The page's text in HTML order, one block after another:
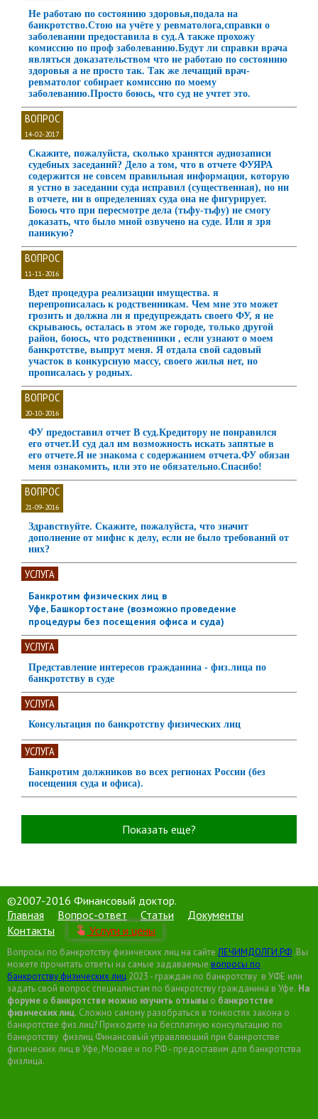
Не работаю по состоянию здоровья,подала на
банкротство.Стою на учёте у ревматолога,справки о
заболевании предоставила в суд.А также прохожу
комиссию по проф заболеванию.Будут ли справки врача
являться доказательством что не работаю по состоянию
здоровья а не просто так. Так же лечащий врач-
ревматолог собирает комиссию по моему
заболеванию.Просто боюсь, что суд не учтет это.
ВОПРОС
14-02-2017
Скажите, пожалуйста, сколько хранятся аудиозаписи
судебных заседаний? Дело а том, что в отчете ФУЯРА
содержится не совсем правильная информация, которую
я устно в заседании суда исправил (существенная), но ни
в отчете, ни в определениях суда она не фигурирует.
Боюсь что при пересмотре дела (тьфу-тьфу) не смогу
доказать, что было мной озвучено на суде. Или я зря
паникую?
ВОПРОС
11-11-2016
Bдет процедура реализации имущества. я
перепрописалась к родственникам. Чем мне это может
грозить и должна ли я предупреждать своего ФУ, я не
скрываюсь, осталась в этом же городе, только другой
район, боюсь, что родственники , если узнают о моем
банкротстве, выпрут меня. Я отдала свой садовый
участок в конкурсную массу, своего жилья нет, но
прописалась у родных.
ВОПРОС
20-10-2016
ФУ предоставил отчет В суд.Кредитору не понравился
его отчет.И суд дал им возможность искать запятые в
его отчете.Я не знакома с содержанием отчета.ФУ обязан
меня ознакомить, или это не обязательно.Спасибо!
ВОПРОС
21-09-2016
Здравствуйте. Скажите, пожалуйста, что значит
дополнение от мифнс к делу, если не было требований от
них?
УСЛУГА
Банкротим физических лиц в
Уфе, Башкортостане (возможно проведение
процедуры без посещения офиса и суда)
УСЛУГА
Представление интересов гражданина - физ.лица по
банкротству в суде
УСЛУГА
Консультация по банкротству физических лиц
УСЛУГА
Банкротим должников во всех регионах России (без
посещения суда и офиса).
Показать еще?
©2007-2016 Финансовый доктор.
Главная
Вопрос-ответ Статьи
Документы
Контакты
Услуги и цены
Вопросы по банкротству физических лиц на сайтеЛЕЧИМДОЛГИ.РФ .Вы
можете прочитать ответы на самые задаваемые вопросы по
банкротству физических лиц 2023 - граждан по банкротству в УФЕ или
задать свой вопрос специалистам по банкротству гражданина в Уфе. На
форуме о банкротстве можно изучить отзывы о банкротстве
физическихлиц. Сложно самому разобраться в тонкостях закона о
банкротстве физ.лиц? Приходите на бесплатную консультацию по
банкротству физлиц Финансовый управляющий при банкротстве
физических лиц в Уфе, Москве и по РФ - предоставим для банкротства
физлица.